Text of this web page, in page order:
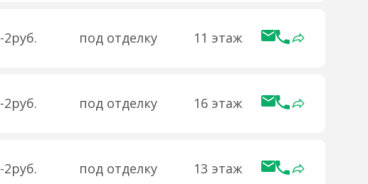
-2руб. под отделку 11 этаж
-2руб. под отделку 16 этаж
-2руб. под отделку 13 этаж